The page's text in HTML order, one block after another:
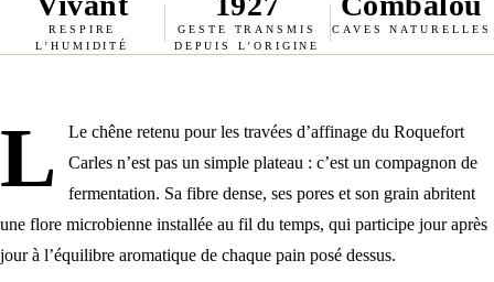
RESPIRE
L’HUMIDITÉ
GESTE TRANSMIS
DEPUIS L’ORIGINE
CAVES NATURELLES
L
Le chêne retenu pour les travées d’affinage du Roquefort
Carles n’est pas un simple plateau : c’est un compagnon de
fermentation. Sa fibre dense, ses pores et son grain abritent
une flore microbienne installée au fil du temps, qui participe jour après
jour à l’équilibre aromatique de chaque pain posé dessus.